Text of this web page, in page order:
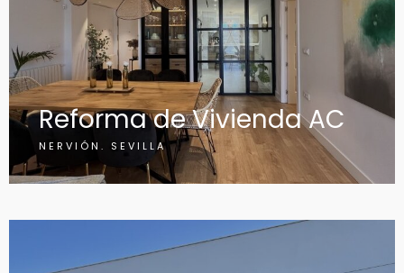
Reforma de Vivienda AC
NERVIÓN. SEVILLA